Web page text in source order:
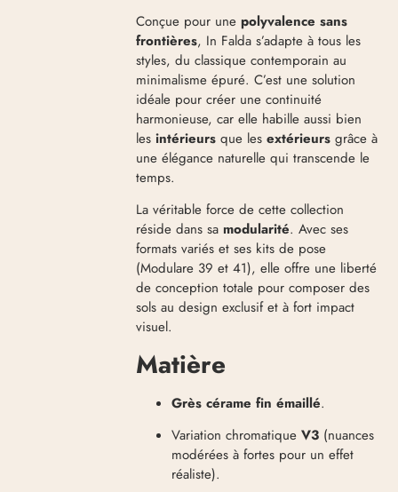
Conçue pour unepolyvalence sans
frontières, In Falda s’adapte à tous les
styles, du classique contemporain au
minimalisme épuré.C’est une solution
idéale pour créer une continuité
harmonieuse, car elle habille aussi bien
lesintérieurs que lesextérieurs grâce à
une élégance naturelle qui transcende le
temps.
La véritable force de cette collection
réside dans sa modularité.Avec ses
formats variés et ses kits de pose
(Modulare 39 et 41), elle offre une liberté
de conception totale pour composer des
sols au design exclusif et à fort impact
visuel.
Matière
Grès cérame fin émaillé.
Variation chromatiqueV3 (nuances
modérées à fortes pour un effet
réaliste).